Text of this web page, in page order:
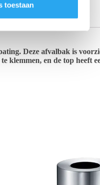
toestaan
Deze afvalbak is
klemmen, en de top heeft